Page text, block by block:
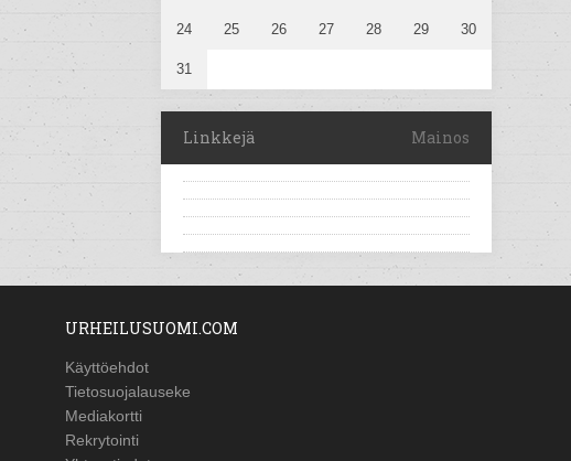
24 25 26 27 28 29 30
31
Linkkejä Mainos
URHEILUSUOMI.COM
Käyttöehdot
Tietosuojalauseke
Mediakortti
Rekrytointi